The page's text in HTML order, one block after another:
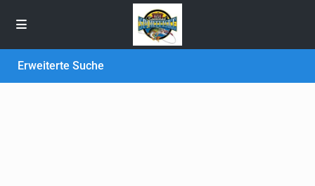
Erweiterte Suche